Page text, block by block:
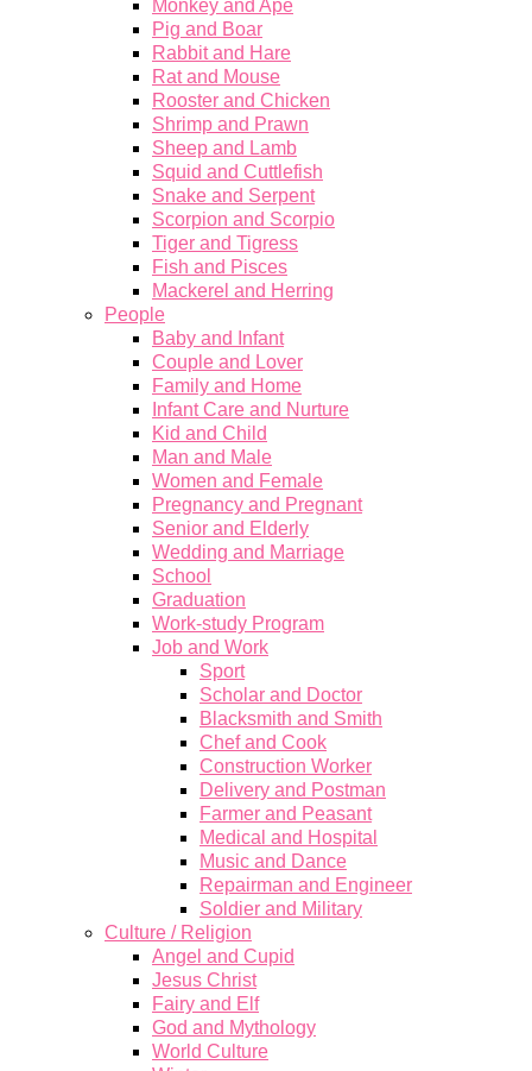
Monkey and Ape
Pig and Boar
Rabbit and Hare
Rat and Mouse
Rooster and Chicken
Shrimp and Prawn
Sheep and Lamb
Squid and Cuttlefish
Snake and Serpent
Scorpion and Scorpio
Tiger and Tigress
Fish and Pisces
Mackerel and Herring
People
Baby and Infant
Couple and Lover
Family and Home
Infant Care and Nurture
Kid and Child
Man and Male
Women and Female
Pregnancy and Pregnant
Senior and Elderly
Wedding and Marriage
School
Graduation
Work-study Program
Job and Work
Sport
Scholar and Doctor
Blacksmith and Smith
Chef and Cook
Construction Worker
Delivery and Postman
Farmer and Peasant
Medical and Hospital
Music and Dance
Repairman and Engineer
Soldier and Military
Culture / Religion
Angel and Cupid
Jesus Christ
Fairy and Elf
God and Mythology
World Culture